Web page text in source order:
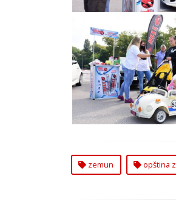
Održana
”Sipaj Litar
Zdravlje” u
zemun opština